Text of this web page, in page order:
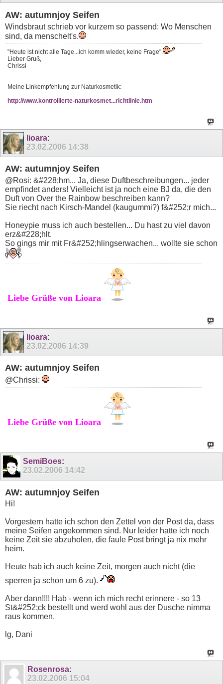
AW: autumnjoy Seifen
Windsbraut schrieb vor kurzem so passend: Wo Menschen
sind, da menschelt's.
"Heute ist nicht alle Tage...ich komm wieder, keine Frage".
Lieber Gruß,
Chrissi
Meine Linkempfehlung zur Naturkosmetik:
http://www.kontrollierte-naturkosmet...richtlinie.htm
lioara:
23.02.2006 14:38
AW: autumnjoy Seifen
@Rosi: &#228;hm... Ja, diese Duftbeschreibungen... jeder
empfindet anders! Vielleicht ist ja noch eine BJ da, die den
Duft von Over the Rainbow beschreiben kann?
Sie riecht nach Kirsch-Mandel (kaugummi?) f&#252;r mich...
Honeypie muss ich auch bestellen... Du hast zu viel davon
erz&#228;hlt.
So gings mir mit Fr&#252;hlingserwachen... wollte sie schon
Liebe Grüße von Lioara
lioara:
23.02.2006 14:39
AW: autumnjoy Seifen
@Chrissi:
Liebe Grüße von Lioara
SemiBoes:
23.02.2006 14:42
AW: autumnjoy Seifen
Hi!
Vorgestern hatte ich schon den Zettel von der Post da, dass
meine Seifen angekommen sind. Nur leider hatte ich noch
keine Zeit sie abzuholen, die faule Post bringt ja nix mehr
heim.
Heute hab ich auch keine Zeit, morgen auch nicht (die
sperren ja schon um 6 zu).
Aber dann!!!! Hab - wenn ich mich recht erinnere - so 13
St&#252;ck bestellt und werd wohl aus der Dusche nimma
raus kommen.
lg, Dani
Rosenrosa:
23.02.2006 15:04